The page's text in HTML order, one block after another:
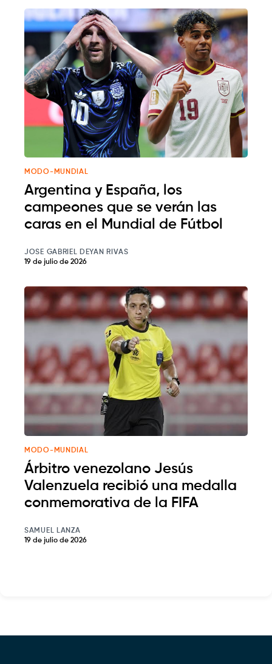
MODO-MUNDIAL
Argentina y España, los
campeones que se verán las
caras en el Mundial de Fútbol
JOSE GABRIEL DEYAN RIVAS
19 de julio de 2026
MODO-MUNDIAL
Árbitro venezolano Jesús
Valenzuela recibió una medalla
conmemorativa de la FIFA
SAMUEL LANZA
19 de julio de 2026